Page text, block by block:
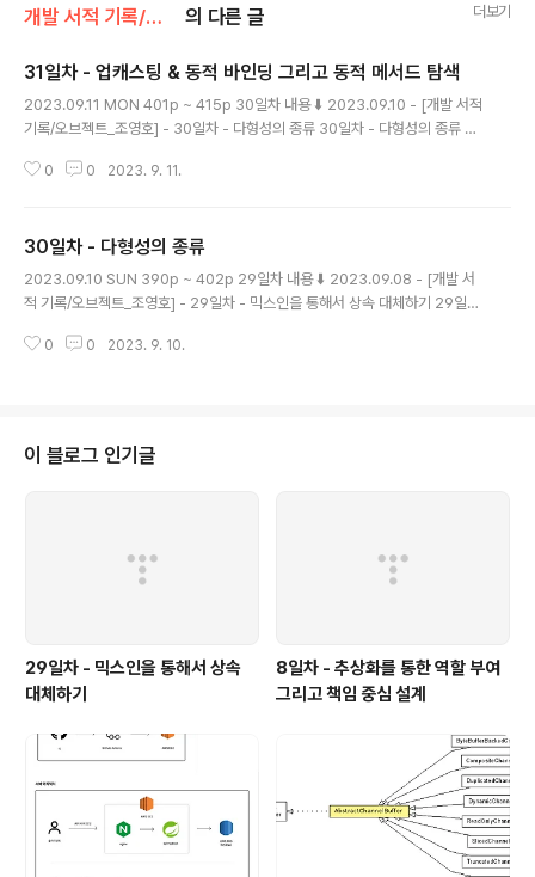
개발 서적 기록/오브젝트_조영호 의 다른 글 더보기
31일차 - 업캐스팅 & 동적 바인딩 그리고 동적 메서드 탐색
2023.09.11 MON 401p ~ 415p 30일차 내용 ⬇️ 2023.09.10 - [개발 서적
기록/오브젝트_조영호] - 30일차 - 다형성의 종류 30일차 - 다형성의 종류 2
기록/오브젝트_조영호] - 29일차 - 믹스인을 통해서 상속 대체하기 29일차 -
에서 글고 행동 관점에서 분류할 수 있다. 데이터 관점의 상속 자식 클래스의 인
스턴스 안에 부모 클래스의 인스턴스를 포함한다. 자식 클래스의 인스턴스는 자
동으로 부모..
0 0 2023. 9. 11.
30일차 - 다형성의 종류
2023.09.10 SUN 390p ~ 402p 29일차 내용 ⬇️ 2023.09.08 - [개발 서
적 기록/오브젝트_조영호] - 29일차 - 믹스인을 통해서 상속 대체하기 29일차
내용 ⬇️ 2023.09.07 - [개발 서적 기록/오브젝트_조영호] - 27, 28일차 - 합
코드를 작성하기 좋다. 상속은 타입 계층을 구조화하기 위해서 사용해야한다.
왜냐하면 다..
0 0 2023. 9. 10.
이 블로그 인기글
29일차 - 믹스인을 통해서 상속
대체하기
8일차 - 추상화를 통한 역할 부여
그리고 책임 중심 설계